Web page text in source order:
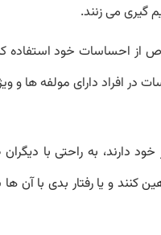
گیری می زنند.
احساسات خود استفاده
در افراد دارای مولفه ها و
دارند، به راحتی با
و یا رفتار بدی با آن ها